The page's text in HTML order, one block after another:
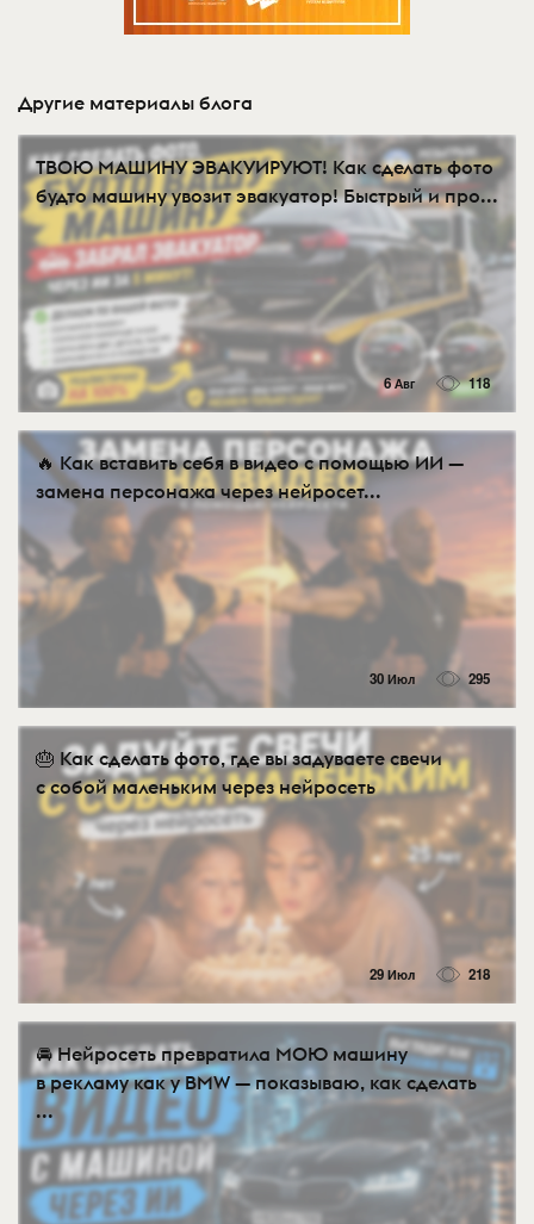
Другие материалы блога
ТВОЮ МАШИНУ ЭВАКУИРУЮТ! Как сделать фото
будто машину увозит эвакуатор! Быстрый и про...
6 Авг 118
🔥 Как вставить себя в видео с помощью ИИ —
замена персонажа через нейросет...
30 Июл 295
🎂 Как сделать фото, где вы задуваете свечи
с собой маленьким через нейросеть
29 Июл 218
🚘 Нейросеть превратила МОЮ машину
в рекламу как у BMW — показываю, как сделать
...